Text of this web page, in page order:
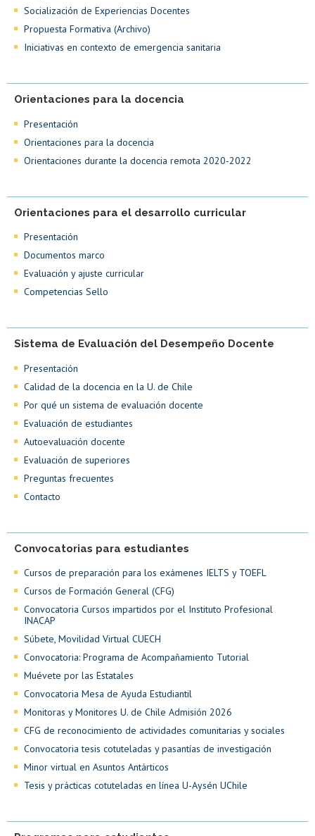
Socialización de Experiencias Docentes
Propuesta Formativa (Archivo)
Iniciativas en contexto de emergencia sanitaria
Orientaciones para la docencia
Presentación
Orientaciones para la docencia
Orientaciones durante la docencia remota 2020-2022
Orientaciones para el desarrollo curricular
Presentación
Documentos marco
Evaluación y ajuste curricular
Competencias Sello
Sistema de Evaluación del Desempeño Docente
Presentación
Calidad de la docencia en la U. de Chile
Por qué un sistema de evaluación docente
Evaluación de estudiantes
Autoevaluación docente
Evaluación de superiores
Preguntas frecuentes
Contacto
Convocatorias para estudiantes
Cursos de preparación para los exámenes IELTS y TOEFL
Cursos de Formación General (CFG)
Convocatoria Cursos impartidos por el Instituto Profesional
INACAP
Súbete, Movilidad Virtual CUECH
Convocatoria: Programa de Acompañamiento Tutorial
Muévete por las Estatales
Convocatoria Mesa de Ayuda Estudiantil
Monitoras y Monitores U. de Chile Admisión 2026
CFG de reconocimiento de actividades comunitarias y sociales
Convocatoria tesis cotuteladas y pasantías de investigación
Minor virtual en Asuntos Antárticos
Tesis y prácticas cotuteladas en línea U-Aysén UChile